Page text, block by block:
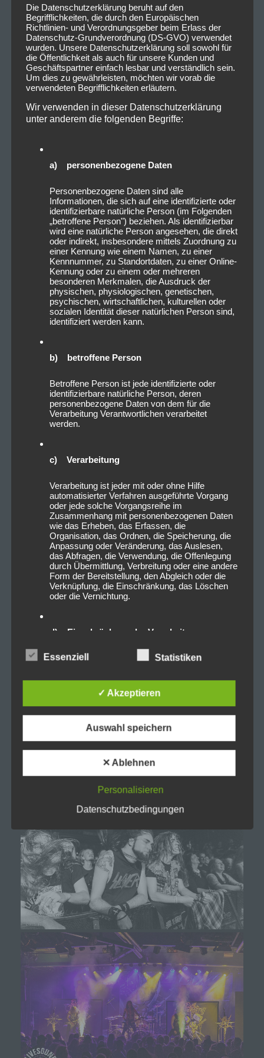
Die Datenschutzerklärung beruht auf den
Begrifflichkeiten, die durch den Europäischen
Richtlinien- und Verordnungsgeber beim Erlass der
Datenschutz-Grundverordnung (DS-GVO) verwendet
wurden. Unsere Datenschutzerklärung soll sowohl für
die Öffentlichkeit als auch für unsere Kunden und
Geschäftspartner einfach lesbar und verständlich sein.
Um dies zu gewährleisten, möchten wir vorab die
verwendeten Begrifflichkeiten erläutern.
Wir verwenden in dieser Datenschutzerklärung
unter anderem die folgenden Begriffe:
a) personenbezogene Daten
Personenbezogene Daten sind alle
Informationen, die sich auf eine identifizierte oder
identifizierbare natürliche Person (im Folgenden
„betroffene Person") beziehen. Als identifizierbar
wird eine natürliche Person angesehen, die direkt
oder indirekt, insbesondere mittels Zuordnung zu
einer Kennung wie einem Namen, zu einer
Kennnummer, zu Standortdaten, zu einer Online-
Kennung oder zu einem oder mehreren
besonderen Merkmalen, die Ausdruck der
physischen, physiologischen, genetischen,
psychischen, wirtschaftlichen, kulturellen oder
sozialen Identität dieser natürlichen Person sind,
identifiziert werden kann.
b) betroffene Person
Betroffene Person ist jede identifizierte oder
identifizierbare natürliche Person, deren
personenbezogene Daten von dem für die
Verarbeitung Verantwortlichen verarbeitet
werden.
c) Verarbeitung
Verarbeitung ist jeder mit oder ohne Hilfe
automatisierter Verfahren ausgeführte Vorgang
oder jede solche Vorgangsreihe im
Zusammenhang mit personenbezogenen Daten
wie das Erheben, das Erfassen, die
Organisation, das Ordnen, die Speicherung, die
Anpassung oder Veränderung, das Auslesen,
das Abfragen, die Verwendung, die Offenlegung
durch Übermittlung, Verbreitung oder eine andere
Form der Bereitstellung, den Abgleich oder die
Verknüpfung, die Einschränkung, das Löschen
oder die Vernichtung.
d) Einschränkung der Verarbeitung
Einschränkung der Verarbeitung ist die
Daten mit dem Ziel, ihre künftige Verarbeitung
einzuschränken.
e) Profiling
Profiling ist jede Art der automatisierten
Verarbeitung personenbezogener Daten, die
persönliche Aspekte, die sich auf eine natürliche
um Aspekte bezüglich Arbeitsleistung,
Vorlieben, Interessen, Zuverlässigkeit, Verhalten,
Aufenthaltsort oder Ortswechsel dieser
natürlichen Person zu analysieren oder
vorherzusagen.
f) Pseudonymisierung
Pseudonymisierung ist die Verarbeitung
personenbezogener Daten in einer Weise, auf
welche die personenbezogenen Daten ohne
Hinzuziehung zusätzlicher Informationen nicht
mehr einer spezifischen betroffenen Person
zugeordnet werden können, sofern diese
zusätzlichen Informationen gesondert aufbewahrt
werden und technischen und organisatorischen
Maßnahmen unterliegen, die gewährleisten, dass
die personenbezogenen Daten nicht einer
identifizierten oder identifizierbaren natürlichen
Person zugewiesen werden.
Essenziell Statistiken
✓ Akzeptieren
Auswahl speichern
✕ Ablehnen
Personalisieren
Datenschutzbedingungen